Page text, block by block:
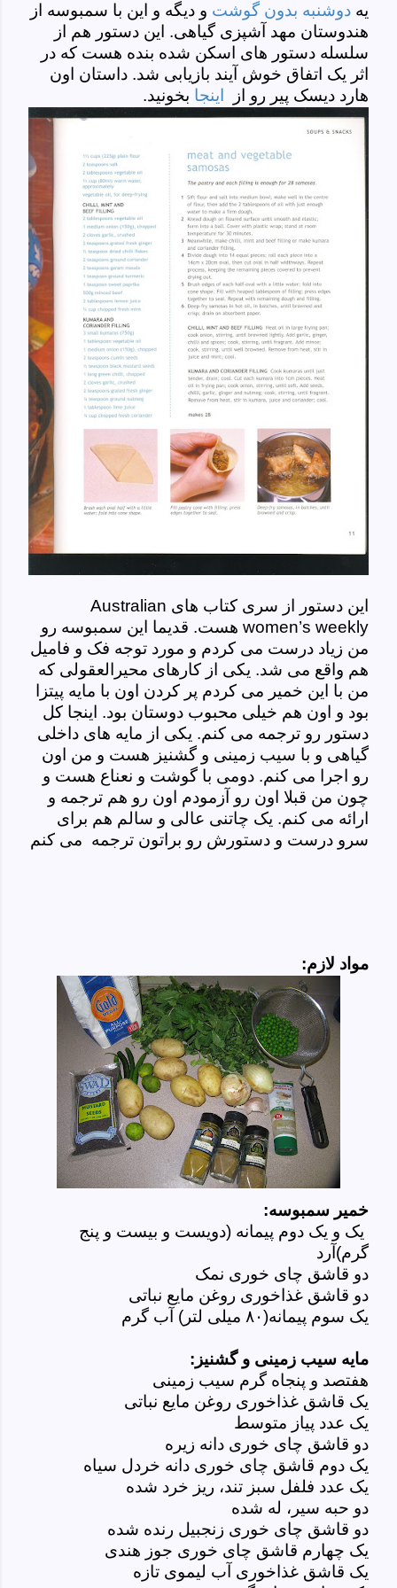
یه دوشنبه بدون گوشت و دیگه و این با سمبوسه از
هندوستان مهد آشپزی گیاهی. این دستور هم از
سلسله دستور های اسکن شده بنده هست که در
اثر یک اتفاق خوش آیند بازیابی شد. داستان اون
هارد دیسک پیر رو از اینجا بخونید.
این دستور از سری کتاب های Australian
women’s weekly هست. قدیما این سمبوسه رو
من زیاد درست می کردم و مورد توجه فک و فامیل
هم واقع می شد. یکی از کارهای محیرالعقولی که
من با این خمیر می کردم پر کردن اون با مایه پیتزا
بود و اون هم خیلی محبوب دوستان بود. اینجا کل
دستور رو ترجمه می کنم. یکی از مایه های داخلی
گیاهی و با سیب زمینی و گشنیز هست و من اون
رو اجرا می کنم. دومی با گوشت و نعناع هست و
چون من قبلا اون رو آزمودم اون رو هم ترجمه و
ارائه می کنم. یک چاتنی عالی و سالم هم برای
سرو درست و دستورش رو براتون ترجمه می کنم
مواد لازم:
خمیر سمبوسه:
یک و یک دوم پیمانه (دویست و بیست و پنج
گرم)آرد
دو قاشق چای خوری نمک
دو قاشق غذاخوری روغن مایع نباتی
یک سوم پیمانه(۸۰ میلی لتر) آب گرم
مایه سیب زمینی و گشنیز:
هفتصد و پنجاه گرم سیب زمینی
یک قاشق غذاخوری روغن مایع نباتی
یک عدد پیاز متوسط
دو قاشق چای خوری دانه زیره
یک دوم قاشق چای خوری دانه خردل سیاه
یک عدد فلفل سبز تند، ریز خرد شده
دو حبه سیر، له شده
دو قاشق چای خوری زنجبیل رنده شده
یک چهارم قاشق چای خوری جوز هندی
یک قاشق غذاخوری آب لیموی تازه